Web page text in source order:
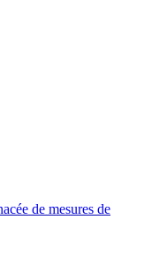
de mesures de